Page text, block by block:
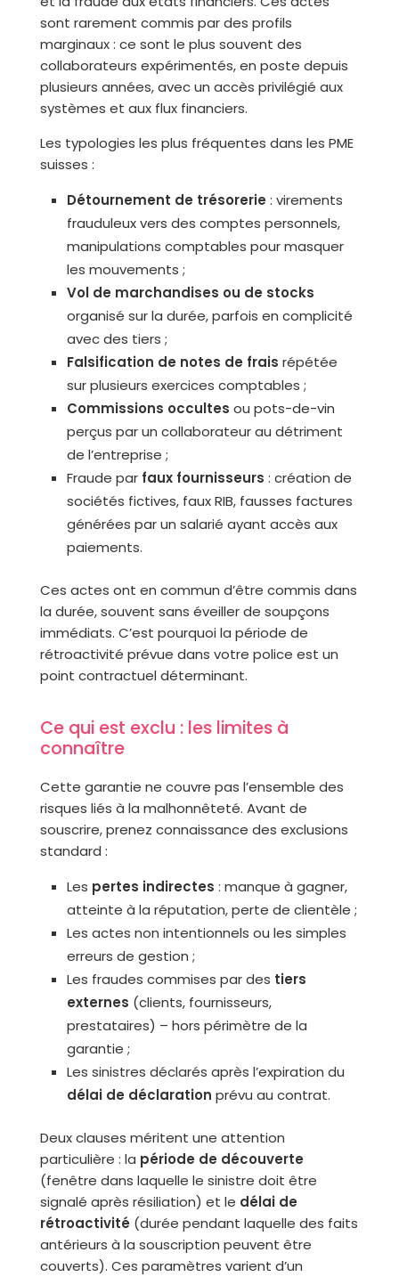
sont rarement commis par des profils
marginaux : ce sont le plus souvent des
collaborateurs expérimentés, en poste depuis
plusieurs années, avec un accès privilégié aux
systèmes et aux flux financiers.
Les typologies les plus fréquentes dans les PME
suisses :
Détournement de trésorerie : virements
frauduleux vers des comptes personnels,
manipulations comptables pour masquer
les mouvements ;
Vol de marchandises ou de stocks
organisé sur la durée, parfois en complicité
avec des tiers ;
Falsification de notes de frais répétée
sur plusieurs exercices comptables ;
Commissions occultes ou pots-de-vin
perçus par un collaborateur au détriment
de l’entreprise ;
Fraude par faux fournisseurs : création de
sociétés fictives, faux RIB, fausses factures
générées par un salarié ayant accès aux
paiements.
Ces actes ont en commun d’être commis dans
la durée, souvent sans éveiller de soupçons
immédiats. C’est pourquoi la période de
rétroactivité prévue dans votre police est un
point contractuel déterminant.
Ce qui est exclu : les limites à
connaître
Cette garantie ne couvre pas l’ensemble des
risques liés à la malhonnêteté. Avant de
souscrire, prenez connaissance des exclusions
standard :
Les pertes indirectes : manque à gagner,
atteinte à la réputation, perte de clientèle ;
Les actes non intentionnels ou les simples
erreurs de gestion ;
Les fraudes commises par des tiers
externes (clients, fournisseurs,
prestataires) – hors périmètre de la
garantie ;
Les sinistres déclarés après l’expiration du
délai de déclaration prévu au contrat.
Deux clauses méritent une attention
particulière : la période de découverte
(fenêtre dans laquelle le sinistre doit être
signalé après résiliation) et le délai de
rétroactivité (durée pendant laquelle des faits
antérieurs à la souscription peuvent être
couverts). Ces paramètres varient d’un